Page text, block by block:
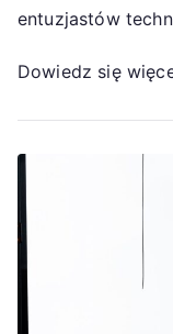
entuzjastów
Dowiedz się